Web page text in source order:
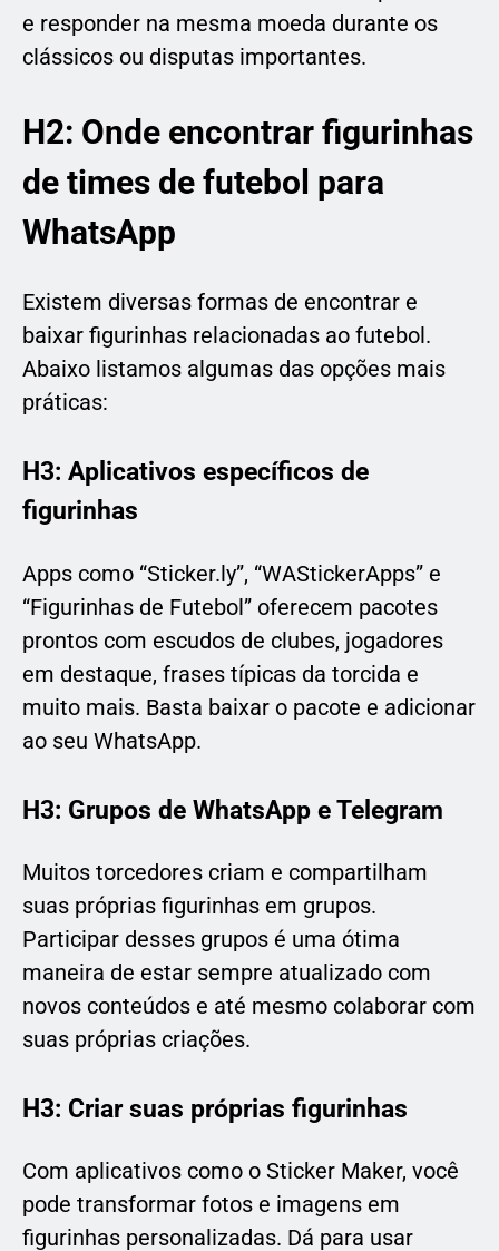
e responder na mesma moeda durante os
clássicos ou disputas importantes.
H2: Onde encontrar figurinhas
de times de futebol para
WhatsApp
Existem diversas formas de encontrar e
baixar figurinhas relacionadas ao futebol.
Abaixo listamos algumas das opções mais
práticas:
H3: Aplicativos específicos de
figurinhas
Apps como “Sticker.ly”, “WAStickerApps” e
“Figurinhas de Futebol” oferecem pacotes
prontos com escudos de clubes, jogadores
em destaque, frases típicas da torcida e
muito mais. Basta baixar o pacote e adicionar
ao seu WhatsApp.
H3: Grupos de WhatsApp e Telegram
Muitos torcedores criam e compartilham
suas próprias figurinhas em grupos.
Participar desses grupos é uma ótima
maneira de estar sempre atualizado com
novos conteúdos e até mesmo colaborar com
suas próprias criações.
H3: Criar suas próprias figurinhas
Com aplicativos como o Sticker Maker, você
pode transformar fotos e imagens em
figurinhas personalizadas. Dá para usar